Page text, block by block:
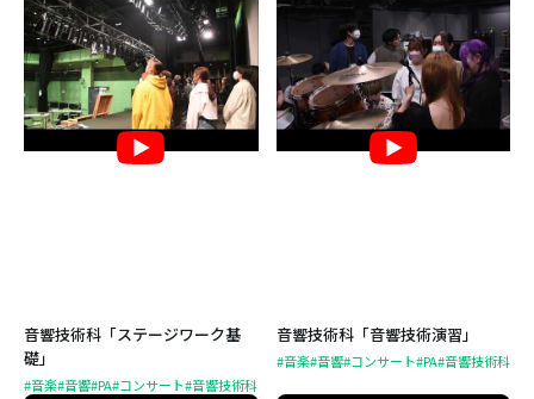
音響技術科「ステージワーク基
礎」
#音楽#音響#PA#コンサート#音響技術科
音響技術科「音響技術演習」
#音楽#音響#コンサート#PA#音響技術科